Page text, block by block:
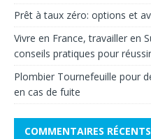
Prêt à taux zéro: options et
Vivre en France, travailler en
conseils pratiques pour
Plombier Tournefeuille pour
en cas de fuite
COMMENTAIRES RÉCENTS